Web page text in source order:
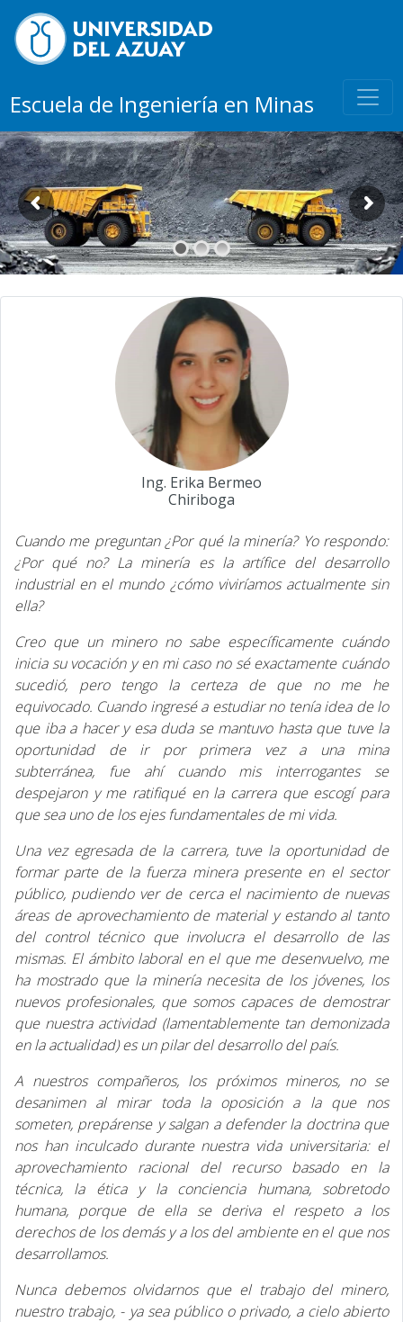
Escuela de Ingeniería en Minas
Ing. Erika Bermeo
Chiriboga
Cuando me preguntan ¿Por qué la minería? Yo respondo:
¿Por qué no? La minería es la artífice del desarrollo
industrial en el mundo ¿cómo viviríamos actualmente sin
ella?
Creo que un minero no sabe específicamente cuándo
inicia su vocación y en mi caso no sé exactamente cuándo
sucedió, pero tengo la certeza de que no me he
equivocado. Cuando ingresé a estudiar no tenía idea de lo
que iba a hacer y esa duda se mantuvo hasta que tuve la
oportunidad de ir por primera vez a una mina
subterránea, fue ahí cuando mis interrogantes se
despejaron y me ratifiqué en la carrera que escogí para
que sea uno de los ejes fundamentales de mi vida.
Una vez egresada de la carrera, tuve la oportunidad de
formar parte de la fuerza minera presente en el sector
público, pudiendo ver de cerca el nacimiento de nuevas
áreas de aprovechamiento de material y estando al tanto
del control técnico que involucra el desarrollo de las
mismas. El ámbito laboral en el que me desenvuelvo, me
ha mostrado que la minería necesita de los jóvenes, los
nuevos profesionales, que somos capaces de demostrar
que nuestra actividad (lamentablemente tan demonizada
en la actualidad) es un pilar del desarrollo del país.
A nuestros compañeros, los próximos mineros, no se
desanimen al mirar toda la oposición a la que nos
someten, prepárense y salgan a defender la doctrina que
nos han inculcado durante nuestra vida universitaria: el
aprovechamiento racional del recurso basado en la
técnica, la ética y la conciencia humana, sobretodo
humana, porque de ella se deriva el respeto a los
derechos de los demás y a los del ambiente en el que nos
desarrollamos.
Nunca debemos olvidarnos que el trabajo del minero,
nuestro trabajo, - ya sea público o privado, a cielo abierto